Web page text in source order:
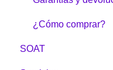
¿Cómo comprar?
SOAT